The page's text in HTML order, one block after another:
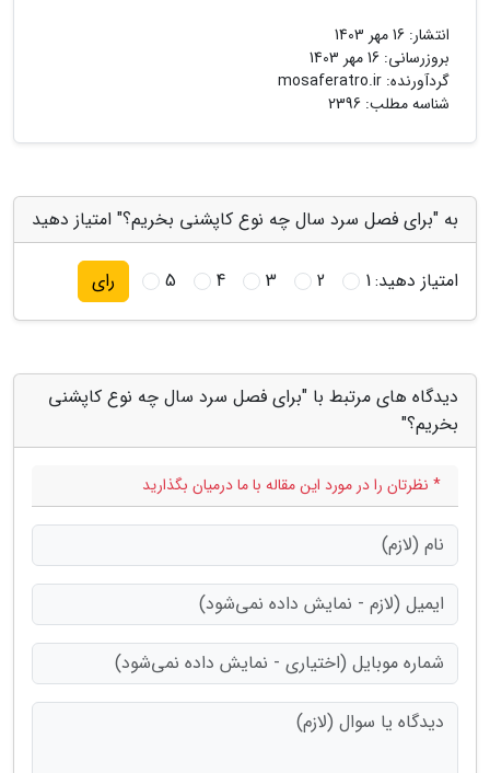
انتشار: 16 مهر 1403
بروزرسانی: 16 مهر 1403
گردآورنده: mosaferatro.ir
شناسه مطلب: 2396
به "برای فصل سرد سال چه نوع کاپشنی بخریم؟" امتیاز دهید
امتیاز دهید:1
2
3
4
5 رای
دیدگاه های مرتبط با "برای فصل سرد سال چه نوع کاپشنی
بخریم؟"
* نظرتان را در مورد این مقاله با ما درمیان بگذارید